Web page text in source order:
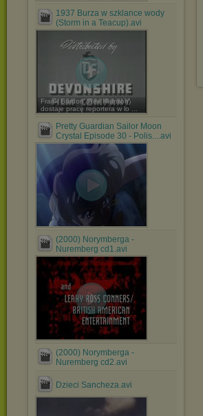
1937 Burza w szklance wody
(Storm in a Teacup).avi
Frank Burdon (Rex Harrison)
dostaje pracę reportera w lo ...
Pretty Guardian Sailor Moon
Crystal Episode 30 - Polis....avi
(2000) Norymberga -
Nuremberg cd1.avi
(2000) Norymberga -
Nuremberg cd2.avi
Dzieci Sancheza.avi